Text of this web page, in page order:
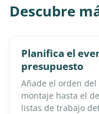
Descubre
Planifica el
presupuesto
Añade el orden
montaje hasta el
listas de trabajo